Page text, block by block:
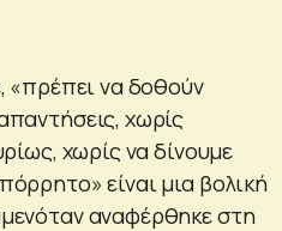
«πρέπει να δοθούν
χωρίς
χωρίς να δίνουμε
είναι μια βολική
αναφέρθηκε στη